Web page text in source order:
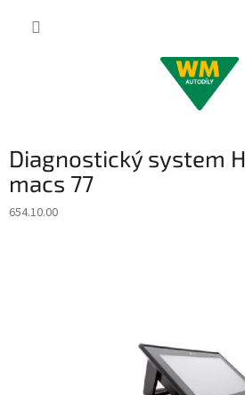
Diagnostický system
macs 77
654.10.00